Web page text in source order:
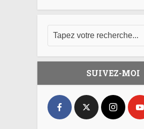
SUIVEZ-MOI